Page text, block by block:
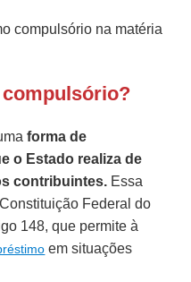
compulsório na matéria
forma de
o Estado realiza de
contribuintes. Essa
Federal do
148, que permite à
em situações